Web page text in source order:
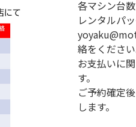
各マシン台
レンタルパ
絡をください
お支払いに
す。
ご予約確定
します。